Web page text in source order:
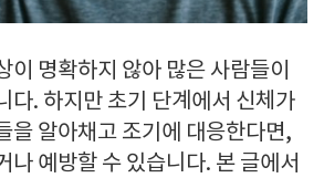
이 명확하지 않아 많은 사람들이
다. 하지만 초기 단계에서 신체가
을 알아채고 조기에 대응한다면,
나 예방할 수 있습니다. 본 글에서